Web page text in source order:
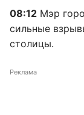
08:12 Мэр
сильные
столицы.
Реклама